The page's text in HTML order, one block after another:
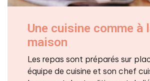
Une cuisine comme à
maison
Les repas sont préparés sur
équipe de cuisine et son chef